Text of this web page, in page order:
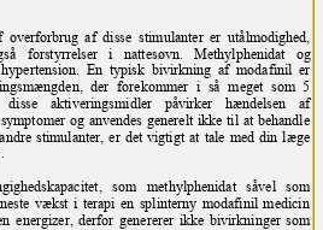
overforbrug af disse stimulanter er utålmodighed,
forstyrrelser i nattesøvn. Methylphenidat og
En typisk bivirkning af modafinil er
der forekommer i så meget som 5
disse aktiveringsmidler påvirker hændelsen af
mptomer og anvendes generelt ikke til at behandle
andre stimulanter, er det vigtigt at tale med din læge
som methylphenidat såvel som
vækst i terapi en splinterny modafinil medicin
energizer, derfor genererer ikke bivirkninger som